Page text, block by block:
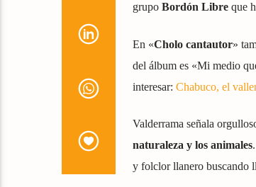
grupo Bordón Libreque
En «Cholo cantautor»
del álbum es «Mi medio
interesar: Chabuco, el
Valderrama señala
naturaleza y los animales
y folclor llanero buscando